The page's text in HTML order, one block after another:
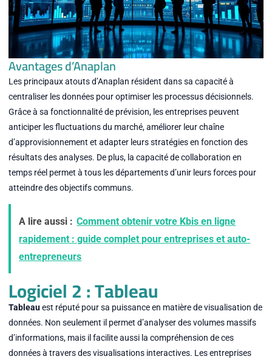
Avantages d’Anaplan
Les principaux atouts d’Anaplan résident dans sa capacité à
centraliser les données pour optimiser les processus décisionnels.
Grâce à sa fonctionnalité de prévision, les entreprises peuvent
anticiper les fluctuations du marché, améliorer leur chaîne
d’approvisionnement et adapter leurs stratégies en fonction des
résultats des analyses. De plus, la capacité de collaboration en
temps réel permet à tous les départements d’unir leurs forces pour
atteindre des objectifs communs.
A lire aussi : Comment obtenir votre Kbis en ligne
rapidement : guide complet pour entreprises et auto-
entrepreneurs
Logiciel 2 : Tableau
Tableauest réputé pour sa puissance en matière de visualisation de
données. Non seulement il permet d’analyser des volumes massifs
d’informations, mais il facilite aussi la compréhension de ces
données à travers des visualisations interactives. Les entreprises